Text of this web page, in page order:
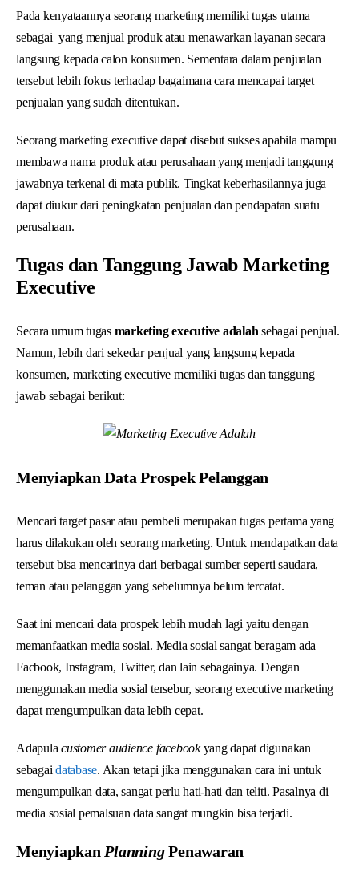
Pada kenyataannya seorang marketing memiliki tugas utama
sebagai yang menjual produk atau menawarkan layanan secara
langsung kepada calon konsumen. Sementara dalam penjualan
tersebut lebih fokus terhadap bagaimana cara mencapai target
penjualan yang sudah ditentukan.
Seorang marketing executive dapat disebut sukses apabila mampu
membawa nama produk atau perusahaan yang menjadi tanggung
jawabnya terkenal di mata publik. Tingkat keberhasilannya juga
dapat diukur dari peningkatan penjualan dan pendapatan suatu
perusahaan.
Tugas dan Tanggung Jawab Marketing
Executive
Secara umum tugas marketing executive adalah sebagai penjual.
Namun, lebih dari sekedar penjual yang langsung kepada
konsumen, marketing executive memiliki tugas dan tanggung
jawab sebagai berikut:
Menyiapkan Data Prospek Pelanggan
Mencari target pasar atau pembeli merupakan tugas pertama yang
harus dilakukan oleh seorang marketing. Untuk mendapatkan data
tersebut bisa mencarinya dari berbagai sumber seperti saudara,
teman atau pelanggan yang sebelumnya belum tercatat.
Saat ini mencari data prospek lebih mudah lagi yaitu dengan
memanfaatkan media sosial. Media sosial sangat beragam ada
Facbook, Instagram, Twitter, dan lain sebagainya. Dengan
menggunakan media sosial tersebur, seorang executive marketing
dapat mengumpulkan data lebih cepat.
Adapulacustomer audience facebookyang dapat digunakan
sebagaidatabase. Akan tetapi jika menggunakan cara ini untuk
mengumpulkan data, sangat perlu hati-hati dan teliti. Pasalnya di
media sosial pemalsuan data sangat mungkin bisa terjadi.
Menyiapkan PlanningPenawaran